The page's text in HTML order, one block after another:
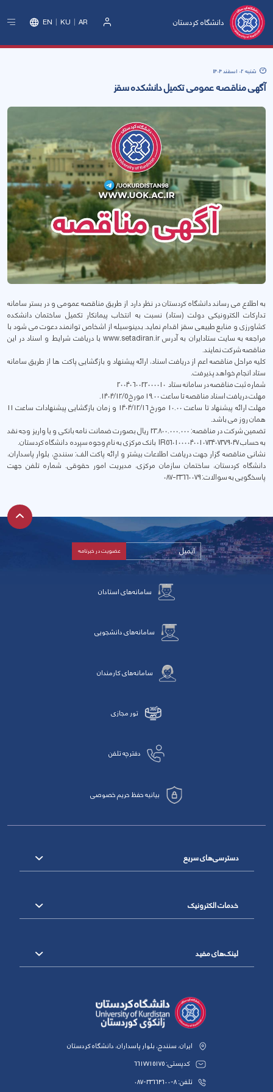
دانشگاه کردستان EN KU AR
شنبه 02 اسفند 1404
آگهی مناقصه عمومی تکمیل دانشکده سقز
به اطلاع می رساند دانشگاه کردستان در نظر دارد از طریق مناقصه عمومی و در بستر سامانه
تدارکات الکترونیکی دولت (ستاد) نسبت به انتخاب پیمانکار تکمیل ساختمان دانشکده
کشاورزی و منابع طبیعی سقز اقدام نماید. بدینوسیله از اشخاص توانمند دعوت می شود با
مراجعه به سایت ستادایران به آدرس www.setadiran.ir با دریافت شرایط و اسناد در این
مناقصه شرکت نمایند.
کلیه مراحل مناقصه اعم از دریافت اسناد، ارائه پیشنهاد و بازگشایی پاکت ها از طریق سامانه
ستاد انجام خواهد پذیرفت.
شماره ثبت مناقصه در سامانه ستاد 2004060022000010
مهلت دریافت اسناد مناقصه تا ساعت 19.00 مورخ 1404/12/5.
مهلت ارائه پیشنهاد تا ساعت 10.00 مورخ 1404/12/16 و زمان بازگشایی پیشنهادات ساعت 11
همان روز می باشد.
تضمین شرکت در مناقصه: 23.800.000.000 ریال بصورت ضمانت نامه بانکی و یا واریز وجه نقد
به حساب IR560100004001073407379047 بانک مرکزی به نام وجوه سپرده دانشگاه کردستان.
نشانی مناقصه گزار جهت دریافت اطلاعات بیشتر و ارائه پاکت الف: سنندج، بلوار پاسداران،
دانشگاه کردستان، ساختمان سازمان مرکزی، مدیریت امور حقوقی. شماره تلفن جهت
پاسخگویی به سوالات: 33660079-087
سامانه‌های استادان
سامانه‌های دانشجویی
سامانه‌های کارمندان
تور مجازی
دفترچه تلفن
بیانیه حفظ حریم خصوصی
دسترسی‌های سریع
خدمات الکترونیک
لینک‌های مفید
ایران، سنندج، بلوار پاسداران، دانشگاه کردستان
کدپستی: 6617715175
تلفن: 8-33664600-087